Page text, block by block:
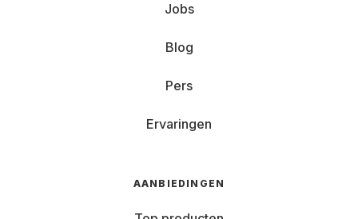
Jobs
Blog
Pers
Ervaringen
AANBIEDINGEN